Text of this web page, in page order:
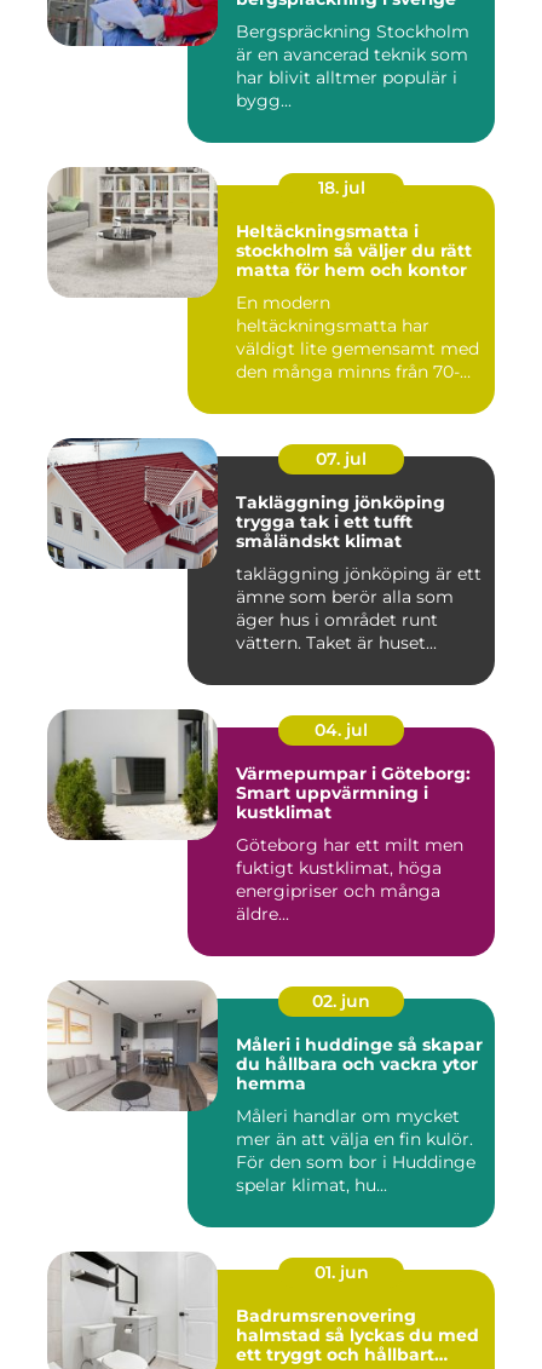
Bergspräckning Stockholm
är en avancerad teknik som
har blivit alltmer populär i
bygg...
18. jul
Heltäckningsmatta i
stockholm så väljer du rätt
matta för hem och kontor
En modern
heltäckningsmatta har
väldigt lite gemensamt med
den många minns från 70-
07. jul
Takläggning jönköping
trygga tak i ett tufft
småländskt klimat
takläggning jönköping är ett
ämne som berör alla som
äger hus i området runt
vättern. Taket är huset...
04. jul
Värmepumpar i Göteborg:
Smart uppvärmning i
kustklimat
Göteborg har ett milt men
fuktigt kustklimat, höga
energipriser och många
äldre...
02. jun
Måleri i huddinge så skapar
du hållbara och vackra ytor
hemma
Måleri handlar om mycket
mer än att välja en fin kulör.
För den som bor i Huddinge
spelar klimat, hu...
01. jun
Badrumsrenovering
halmstad så lyckas du med
ett tryggt och hållbart